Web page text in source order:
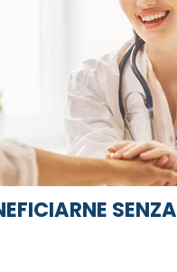
SENZA